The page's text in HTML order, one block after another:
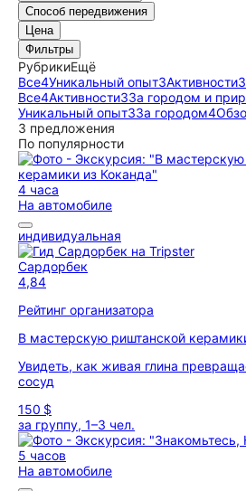
Способ передвижения
Цена
Фильтры
РубрикиЕщё
Все4Уникальный опыт3Активности3
Все4Активности3За городом и
Уникальный опыт3За городом4
3 предложения
По популярности
4 часа
На автомобиле
индивидуальная
Сардорбек
4,84
Рейтинг организатора
В мастерскую риштанской
Увидеть, как живая глина
сосуд
150 $
за группу, 1–3 чел.
5 часов
На автомобиле